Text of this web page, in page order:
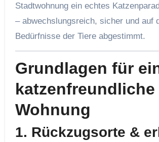
Stadtwohnung ein echtes
– abwechslungsreich, sicher und auf
Bedürfnisse der Tiere abgestimmt.
Grundlagen für
katzenfreundliche
Wohnung
1. Rückzugsorte &